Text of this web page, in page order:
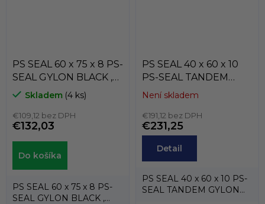
PS SEAL 60 x 75 x 8 PS-
SEAL GYLON BLACK ,
Garlock MEC03-10035
Skladem (4 ks)
€109,12 bez DPH
€132,03
Do košíka
PS SEAL 60 x 75 x 8 PS-
SEAL GYLON BLACK ,
PS SEAL 40 x 60 x 10
PS-SEAL TANDEM
GYLON BLUE FDA,
12762
Není skladem
€191,12 bez DPH
€231,25
Detail
PS SEAL 40 x 60 x 10 PS-
SEAL TANDEM GYLON